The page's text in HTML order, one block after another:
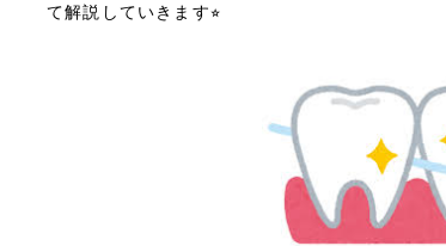
て解説していきます⭐︎